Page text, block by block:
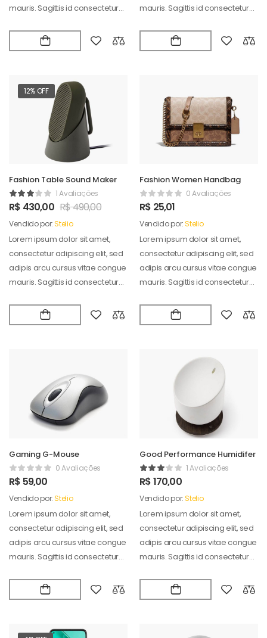
mauris. Sagittis id consectetur
mauris. Sagittis id consectetur
12% OFF
Fashion Table Sound Maker
1 Avaliações
R$ 430,00 R$490,00
Vendido por:Stelio
Lorem ipsum dolor sit amet,
consectetur adipiscing elit, sed
adipis arcu cursus vitae congue
mauris. Sagittis id consectetur
Fashion Women Handbag
0 Avaliações
R$ 25,01
Vendido por:Stelio
Lorem ipsum dolor sit amet,
consectetur adipiscing elit, sed
adipis arcu cursus vitae congue
mauris. Sagittis id consectetur
Gaming G-Mouse
0 Avaliações
R$ 59,00
Vendido por:Stelio
Lorem ipsum dolor sit amet,
consectetur adipiscing elit, sed
adipis arcu cursus vitae congue
mauris. Sagittis id consectetur
Good Performance Humidifer
1 Avaliações
R$170,00
Vendido por:Stelio
Lorem ipsum dolor sit amet,
consectetur adipiscing elit, sed
adipis arcu cursus vitae congue
mauris. Sagittis id consectetur